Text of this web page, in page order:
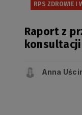
RPS ZDROWIE I
Raport z
Anna